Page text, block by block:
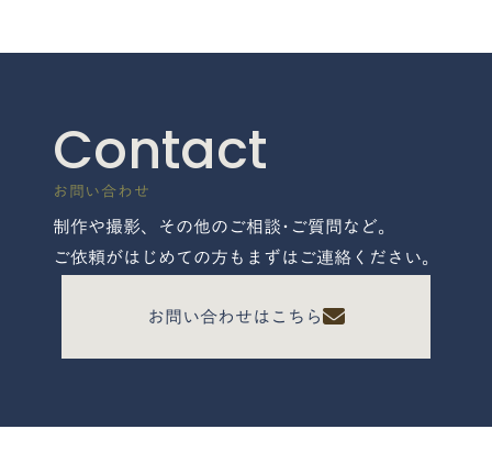
Contact
お問い合わせ
制作や撮影、その他のご相談･ご質問など。
ご依頼がはじめての方もまずはご連絡ください。
お問い合わせはこちら